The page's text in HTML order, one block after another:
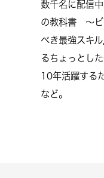
数千名に配信
の教科書 〜ビ
べき最強スキ
るちょっとし
10年活躍する
など。